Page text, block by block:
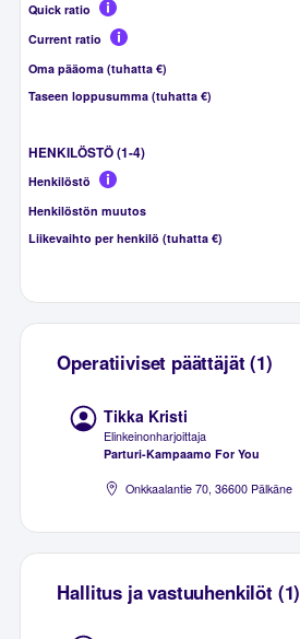
Quick ratio
Current ratio
Oma pääoma (tuhatta €)
Taseen loppusumma (tuhatta €)
HENKILÖSTÖ (1-4)
Henkilöstö
Henkilöstön muutos
Liikevaihto per henkilö (tuhatta €)
Operatiiviset päättäjät (1)
Tikka Kristi
Elinkeinonharjoittaja
Parturi-Kampaamo For You
Onkkaalantie 70, 36600 Pälkäne
Hallitus ja vastuuhenkilöt (1)